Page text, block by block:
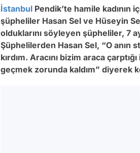
İstanbul Pendik’te hamile kadının
şüpheliler Hasan Sel ve Hüseyin
olduklarını söyleyen şüpheliler, 7
Şüphelilerden Hasan Sel, “O anın
kırdım. Aracını bizim araca
geçmek zorunda kaldım” diyerek